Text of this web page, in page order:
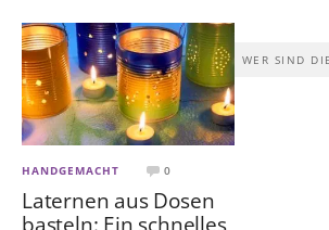
HANDGEMACHT 0
Laternen aus Dosen
basteln: Ein schnelles
WER SIND